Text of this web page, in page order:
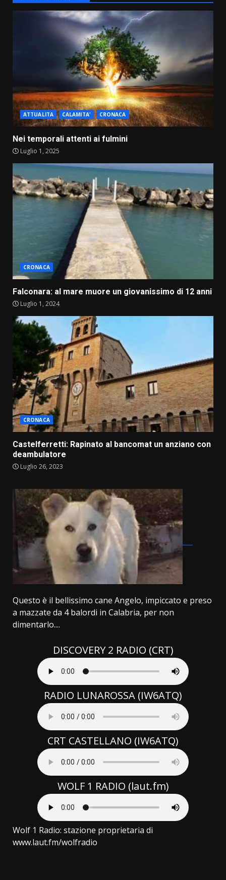
ATTUALITA CALAMITA' CRONACA
Nei temporali attenti ai fulmini
Luglio 1, 2025
CRONACA
Falconara: al mare muore un giovanissimo di 12 anni
Luglio 1, 2024
CRONACA
Castelferretti: Rapinato al bancomat un anziano con
deambulatore
Luglio 26, 2023
Questo è il bellissimo cane Angelo, impiccato e preso
a mazzate da 4 balordi in Calabria, per non
dimentarlo....
DISCOVERY 2 RADIO (CRT)
RADIO LUNAROSSA (IW6ATQ)
CRT CASTELLANO (IW6ATQ)
WOLF 1 RADIO (laut.fm)
Wolf 1 Radio: stazione proprietaria di
www.laut.fm/wolfradio